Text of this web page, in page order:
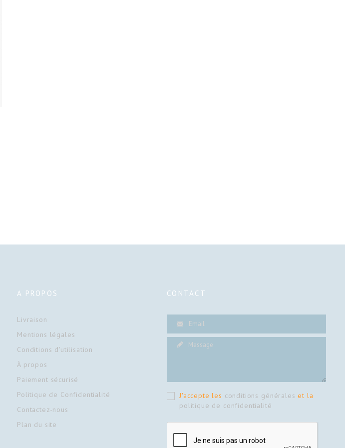
A PROPOS
Livraison
Mentions légales
Conditions d'utilisation
À propos
Paiement sécurisé
Politique de Confidentialité
Contactez-nous
Plan du site
CONTACT
J'accepte les conditions générales et la
politique de confidentialité